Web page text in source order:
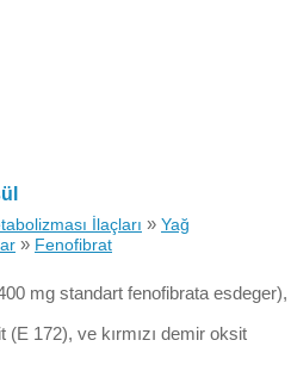
İlaçları » Yağ
» Fenofibrat
mg standart fenofibrata esdeger),
172), ve kırmızı demir oksit